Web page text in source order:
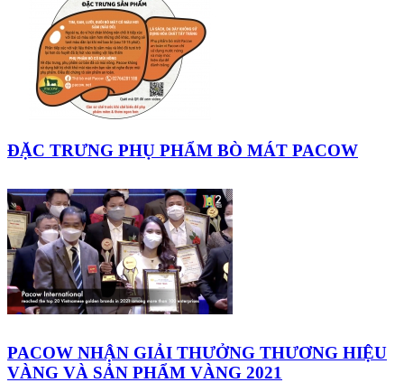
ĐẶC TRƯNG PHỤ PHẨM BÒ MÁT PACOW
PACOW NHẬN GIẢI THƯỞNG THƯƠNG HIỆU
VÀNG VÀ SẢN PHẨM VÀNG 2021